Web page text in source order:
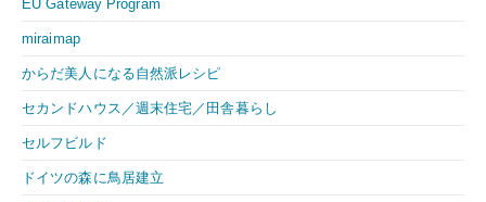
EU Gateway Program
miraimap
からだ美人になる自然派レシピ
セカンドハウス／週末住宅／田舎暮らし
セルフビルド
ドイツの森に鳥居建立